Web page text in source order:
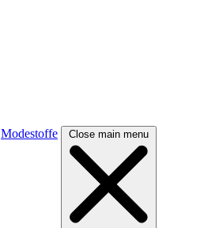
Modestoffe Close main menu